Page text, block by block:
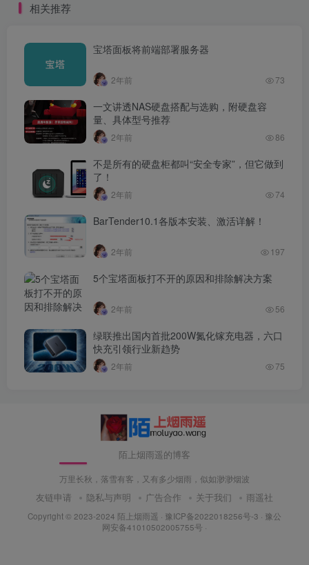
相关推荐
宝塔面板将前端部署服务器
2年前 73
一文讲透NAS硬盘搭配与选购，附硬盘容
量、具体型号推荐
2年前 86
不是所有的硬盘柜都叫“安全专家”，但它做到
了！
2年前 74
BarTender10.1各版本安装、激活详解！
2年前 197
5个宝塔面板打不开的原因和排除解决方案
2年前 56
绿联推出国内首批200W氮化镓充电器，六口
快充引领行业新趋势
2年前 75
陌上烟雨遥的博客
万里长秋，落雪有客，又有多少烟雨，似如渺渺烟波
友链申请 隐私与声明 广告合作 关于我们 雨遥社
Copyright © 2023-2024 陌上烟雨遥 · 豫ICP备2022018256号-3 · 豫公
网安备41010502005755号 ·